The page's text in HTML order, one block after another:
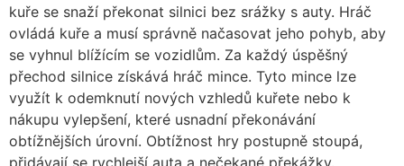
kuře se snaží překonat silnici bez srážky s auty. Hráč
ovládá kuře a musí správně načasovat jeho pohyb, aby
se vyhnul blížícím se vozidlům. Za každý úspěšný
přechod silnice získává hráč mince. Tyto mince lze
využít k odemknutí nových vzhledů kuřete nebo k
nákupu vylepšení, které usnadní překonávání
obtížnějších úrovní. Obtížnost hry postupně stoupá,
přidávají se rychlejší auta a nečekané překážky.